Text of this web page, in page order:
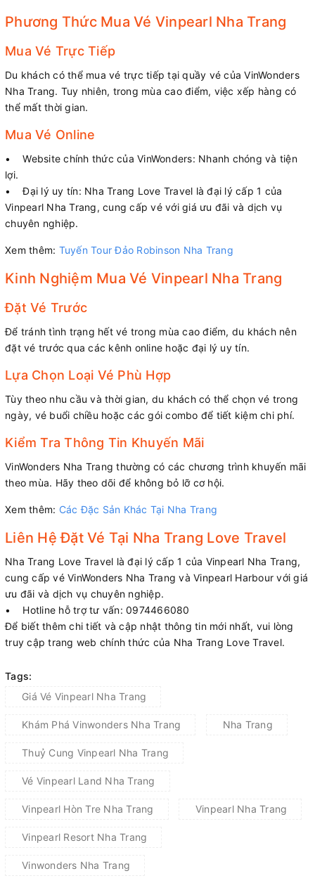
Phương Thức Mua Vé Vinpearl Nha Trang
Mua Vé Trực Tiếp
Du khách có thể mua vé trực tiếp tại quầy vé của VinWonders
Nha Trang. Tuy nhiên, trong mùa cao điểm, việc xếp hàng có
thể mất thời gian.
Mua Vé Online
• Website chính thức của VinWonders: Nhanh chóng và tiện
lợi.
• Đại lý uy tín: Nha Trang Love Travel là đại lý cấp 1 của
Vinpearl Nha Trang, cung cấp vé với giá ưu đãi và dịch vụ
chuyên nghiệp.
Xem thêm: Tuyến Tour Đảo Robinson Nha Trang
Kinh Nghiệm Mua Vé Vinpearl Nha Trang
Đặt Vé Trước
Để tránh tình trạng hết vé trong mùa cao điểm, du khách nên
đặt vé trước qua các kênh online hoặc đại lý uy tín.
Lựa Chọn Loại Vé Phù Hợp
Tùy theo nhu cầu và thời gian, du khách có thể chọn vé trong
ngày, vé buổi chiều hoặc các gói combo để tiết kiệm chi phí.
Kiểm Tra Thông Tin Khuyến Mãi
VinWonders Nha Trang thường có các chương trình khuyến mãi
theo mùa. Hãy theo dõi để không bỏ lỡ cơ hội.
Xem thêm: Các Đặc Sản Khác Tại Nha Trang
Liên Hệ Đặt Vé Tại Nha Trang Love Travel
Nha Trang Love Travel là đại lý cấp 1 của Vinpearl Nha Trang,
cung cấp vé VinWonders Nha Trang và Vinpearl Harbour với giá
ưu đãi và dịch vụ chuyên nghiệp.
• Hotline hỗ trợ tư vấn: 0974466080
Để biết thêm chi tiết và cập nhật thông tin mới nhất, vui lòng
truy cập trang web chính thức của Nha Trang Love Travel.
Tags:
Giá Vé Vinpearl Nha Trang
Khám Phá Vinwonders Nha Trang Nha Trang
Thuỷ Cung Vinpearl Nha Trang
Vé Vinpearl Land Nha Trang
Vinpearl Hòn Tre Nha Trang Vinpearl Nha Trang
Vinpearl Resort Nha Trang
Vinwonders Nha Trang